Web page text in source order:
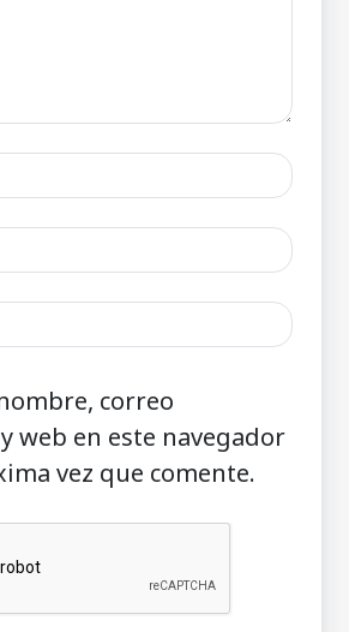
correo
web en este navegador
vez que comente.